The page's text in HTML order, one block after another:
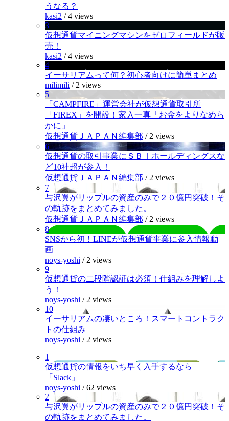
うなる？
kasi2 /4 views
3
仮想通貨マイニングマシンをゼロフィールドが販
売！
kasi2 /4 views
4
イーサリアムって何？初心者向けに簡単まとめ
milimili / 2 views
5
「CAMPFIRE」運営会社が仮想通貨取引所
「FIREX」を開設！家入一真「お金をよりなめら
かに」
仮想通貨ＪＡＰＡＮ編集部 / 2 views
6
仮想通貨の取引事業にＳＢＩホールディングスな
ど10社超が参入！
仮想通貨ＪＡＰＡＮ編集部 / 2 views
7
与沢翼がリップルの資産のみで２０億円突破！そ
の軌跡をまとめてみました。
仮想通貨ＪＡＰＡＮ編集部 / 2 views
8
SNSから初！LINEが仮想通貨事業に参入情報動
画
noys-yoshi / 2 views
9
仮想通貨の二段階認証は必須！仕組みを理解しよ
う！
noys-yoshi / 2 views
10
イーサリアムの凄いところ！スマートコントラク
トの仕組み
noys-yoshi / 2 views
1
仮想通貨の情報をいち早く入手するなら
「Slack」
noys-yoshi /62 views
2
与沢翼がリップルの資産のみで２０億円突破！そ
の軌跡をまとめてみました。